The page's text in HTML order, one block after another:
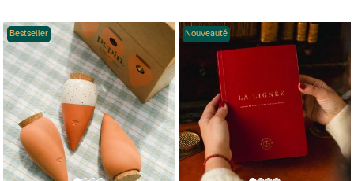
Bestseller Nouveauté